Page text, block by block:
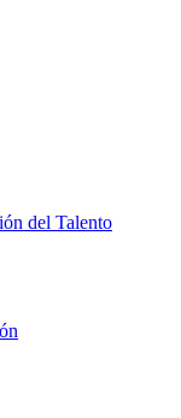
del Talento